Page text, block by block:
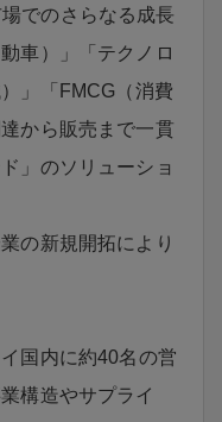
でのさらなる成長
車）」「テクノロ
」「FMCG（消費
から販売まで一貫
」のソリューショ
の新規開拓により
国内に約40名の営
構造やサプライ